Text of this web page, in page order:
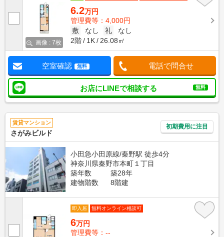
画像 : 7枚
6.2万円
管理費等：4,000円
敷
なし 礼
なし
2階
1K 26.08㎡
空室確認 無料 電話で問合せ
お店にLINEで相談する 無料
賃貸マンション
さがみビルド
初期費用に注目
小田急小田原線/秦野駅 徒歩4分
神奈川県秦野市本町１丁目
築年数
築28年
建物階数
8階建
即入居 無料オンライン相談可
6万円
管理費等：--